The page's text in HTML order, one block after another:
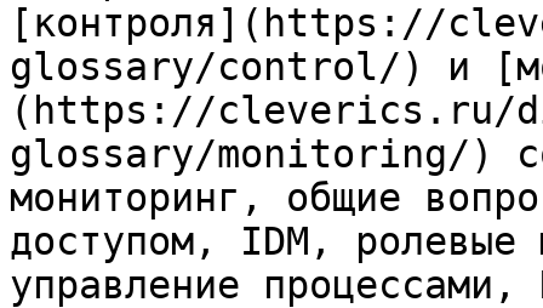
[контроля](https://
glossary/control/) и
(https://cleverics.ru/
glossary/monitoring/)
мониторинг, общие
доступом, IDM, ролевые
управление процессами,